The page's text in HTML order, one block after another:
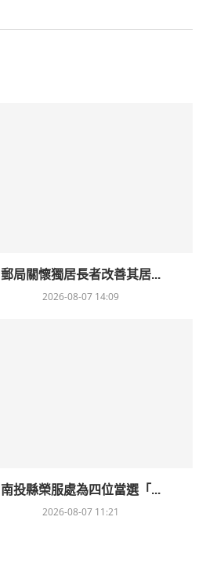
郵局關懷獨居長者改善其居...
2026-08-07 14:09
南投縣榮服處為四位當選「...
2026-08-07 11:21